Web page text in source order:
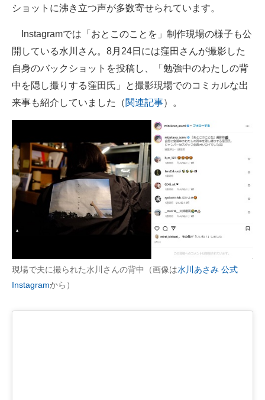
ショットに沸き立つ声が多数寄せられています。
Instagramでは「おとこのことを」制作現場の様子も公
開している水川さん。8月24日には窪田さんが撮影した
自身のバックショットを投稿し、「勉強中のわたしの背
中を隠し撮りする窪田氏」と撮影現場でのコミカルな出
来事も紹介していました（関連記事）。
現場で夫に撮られた水川さんの背中（画像は水川あさみ 公式
Instagramから）